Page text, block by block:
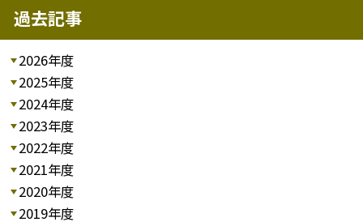
過去記事
2026年度
2025年度
2024年度
2023年度
2022年度
2021年度
2020年度
2019年度